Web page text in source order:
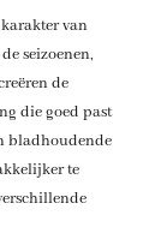
van
seizoenen,
de
die goed past
bladhoudende
te